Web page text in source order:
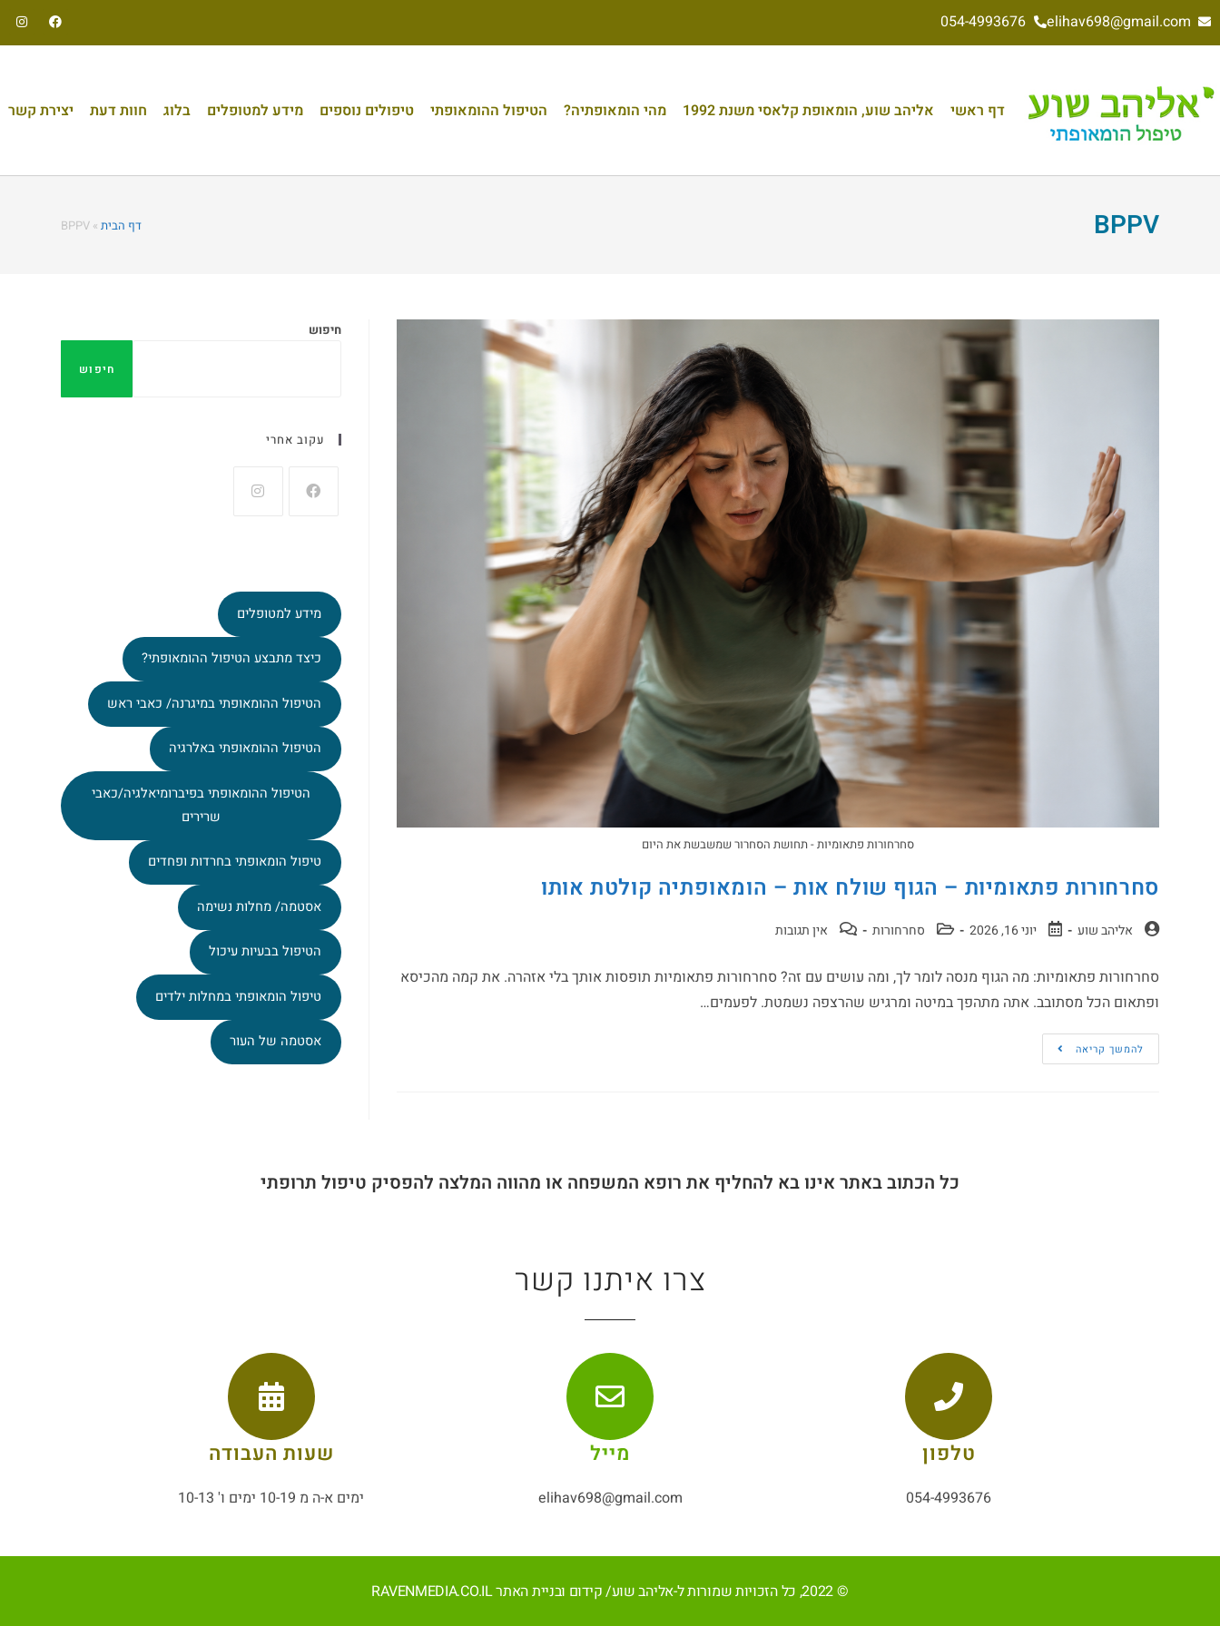
elihav698@gmail.com
054-4993676
דף ראשי אליהב שוע, הומאופת קלאסי משנת 1992 מהי הומאופתיה? הטיפול ההומאופתי טיפולים נוספים מידע למטופלים בלוג חוות דעת יצירת קשר
BPPV דף הבית»
BPPV
סחרחורות פתאומיות - תחושת הסחרור שמשבשת את היום
סחרחורות פתאומיות – הגוף שולח אות – הומאופתיה קולטת אותו
אליהב שוע יוני 16, 2026 סחרחורות אין תגובות
סחרחורות פתאומיות: מה הגוף מנסה לומר לך, ומה עושים עם זה? סחרחורות פתאומיות תופסות אותך בלי אזהרה. את קמה מהכיסא
ופתאום הכל מסתובב. אתה מתהפך במיטה ומרגיש שהרצפה נשמטת. לפעמים…
להמשך קריאה
חיפוש
חיפוש
עקוב אחרי
מידע למטופלים
כיצד מתבצע הטיפול ההומאופתי?
הטיפול ההומאופתי במיגרנה/ כאבי ראש
הטיפול ההומאופתי באלרגיה
הטיפול ההומאופתי בפיברומיאלגיה/כאבי
שרירים
טיפול הומאופתי בחרדות ופחדים
אסטמה/ מחלות נשימה
הטיפול בבעיות עיכול
טיפול הומאופתי במחלות ילדים
אסטמה של העור
כל הכתוב באתר אינו בא להחליף את רופא המשפחה או מהווה המלצה להפסיק טיפול תרופתי
צרו איתנו קשר
טלפון
054-4993676
מייל
elihav698@gmail.com
שעות העבודה
ימים א-ה מ 10-19 ימים ו' 10-13
© 2022, כל הזכויות שמורות ל-אליהב שוע/ קידום ובניית האתר RAVENMEDIA.CO.IL